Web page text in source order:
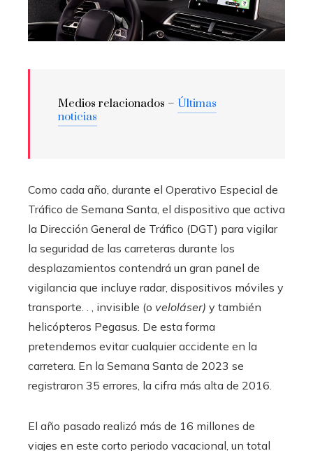
Medios relacionados – Últimas
noticias
Como cada año, durante el Operativo Especial de
Tráfico de Semana Santa, el dispositivo que activa
la Dirección General de Tráfico (DGT) para vigilar
la seguridad de las carreteras durante los
desplazamientos contendrá un gran panel de
vigilancia que incluye radar, dispositivos móviles y
transporte. . , invisible (o veloláser) y también
helicópteros Pegasus. De esta forma
pretendemos evitar cualquier accidente en la
carretera. En la Semana Santa de 2023 se
registraron 35 errores, la cifra más alta de 2016.
El año pasado realizó más de 16 millones de
viajes en este corto periodo vacacional, un total